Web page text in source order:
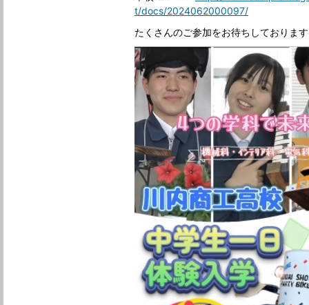
t/docs/2024062000097/
たくさんのご参加をお待ちしておりま